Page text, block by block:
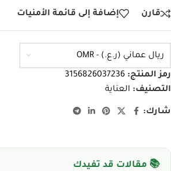
قارن إضافة إلى قائمة الأمنيات
ريال عماني (ر.ع.) - OMR
رمز المنتج: 3156826037236
التصنيف: العناية
شارك:
📚 مقالات قد تفيدك